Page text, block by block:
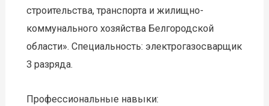
строительства, транспорта и жилищно-
коммунального хозяйства Белгородской
области». Специальность: электрогазосварщик
3 разряда.
Профессиональные навыки: